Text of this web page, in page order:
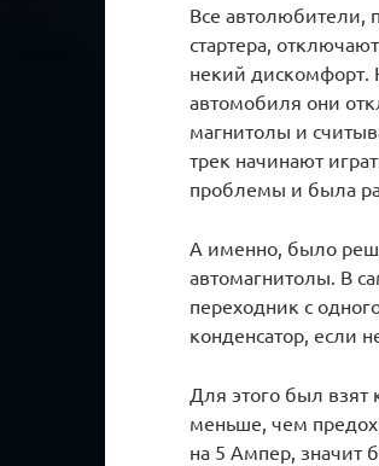
Все автолюбители,
стартера,
некий дискомфорт.
автомобиля они
магнитолы и
трек начинают
проблемы и была
А именно, было
автомагнитолы. В
переходник с
конденсатор, если
Для этого был взят
меньше, чем
на 5 Ампер, значит